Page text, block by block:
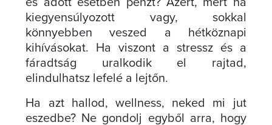
kiegyensúlyozott vagy, sokkal
könnyebben veszed a hétköznapi
kihívásokat. Ha viszont a stressz és a
fáradtság uralkodik el rajtad,
elindulhatsz lefelé a lejtőn.
Ha azt hallod, wellness, neked mi jut
eszedbe? Ne gondolj egyből arra, hogy